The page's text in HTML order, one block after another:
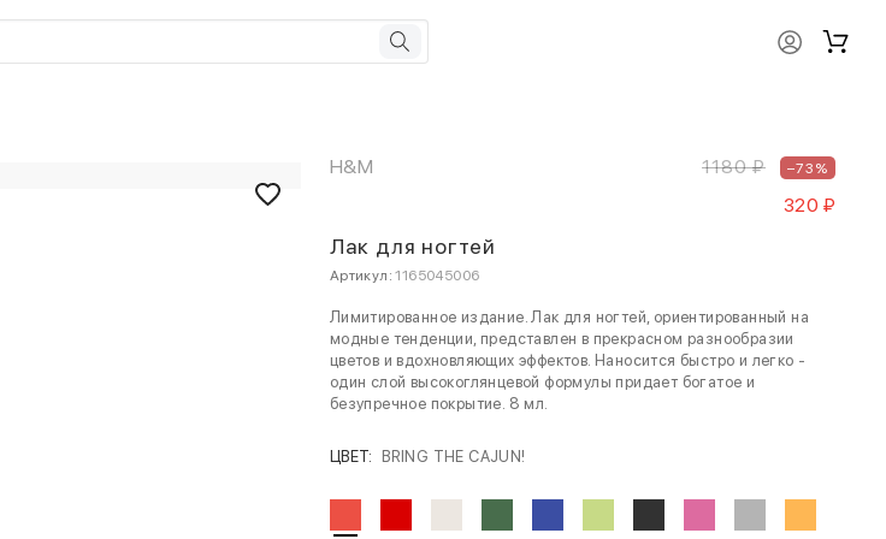
H&M 1180 ₽ –73%
320 ₽
Лак для ногтей
Артикул: 1165045006
Лимитированное издание. Лак для ногтей, ориентированный на
модные тенденции, представлен в прекрасном разнообразии
цветов и вдохновляющих эффектов. Наносится быстро и легко -
один слой высокоглянцевой формулы придает богатое и
безупречное покрытие. 8 мл.
ЦВЕТ: BRING THE CAJUN!